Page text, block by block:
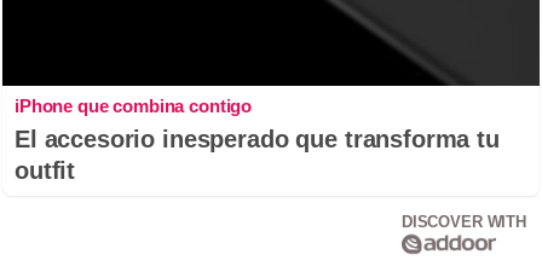
iPhone que combina contigo
El accesorio inesperado que transforma tu
outfit
DISCOVER WITH